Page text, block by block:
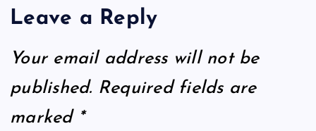
Leave a Reply
Your email address will not be
published. Required fields are
marked *